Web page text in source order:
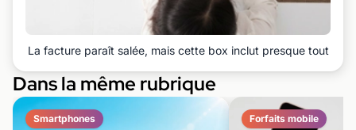
La facture paraît salée, mais cette box inclut presque tout
Dans la même rubrique
Smartphones Forfaits mobile